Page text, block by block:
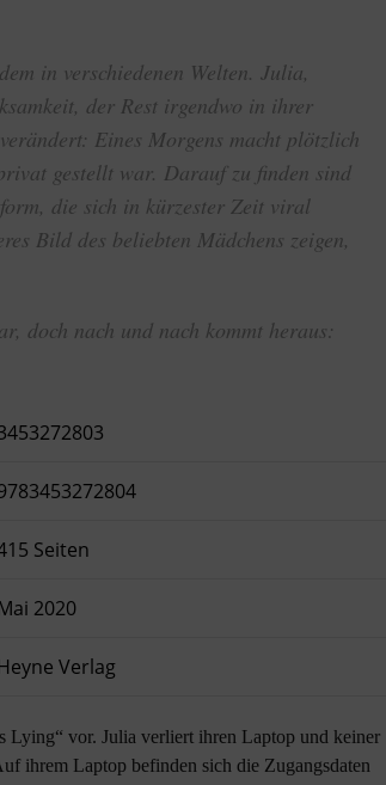
in verschiedenen Welten. Julia,
der Rest irgendwo in ihrer
Eines Morgens macht plötzlich
gestellt war. Darauf zu finden sind
die sich in kürzester Zeit viral
Bild des beliebten Mädchens zeigen,
doch nach und nach kommt heraus:
Seiten
2020
Verlag
Lying“ vor. Julia verliert ihren Laptop und keiner
ihrem Laptop befinden sich die Zugangsdaten